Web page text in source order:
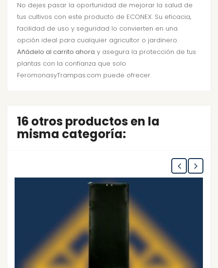
No dejes pasar la oportunidad de mejorar la salud de
tus cultivos con este producto de ECONEX. Su eficacia,
facilidad de uso y seguridad lo convierten en una
opción ideal para cualquier agricultor o jardinero.
Añádelo al carrito ahora y asegura la protección de tus
plantas con la confianza que solo
FeromonasyTrampas.com puede ofrecer.
16 otros productos en la
misma categoría: